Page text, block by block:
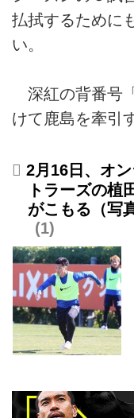
払拭するために
い。
深紅の背番号
けて鹿島を牽引
2月16日、オ
トラーズの植
がこもる（写
1